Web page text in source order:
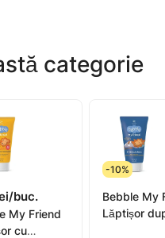
categorie
buc.
My Friend
cu
-10%
Bebble My
Lăptișor